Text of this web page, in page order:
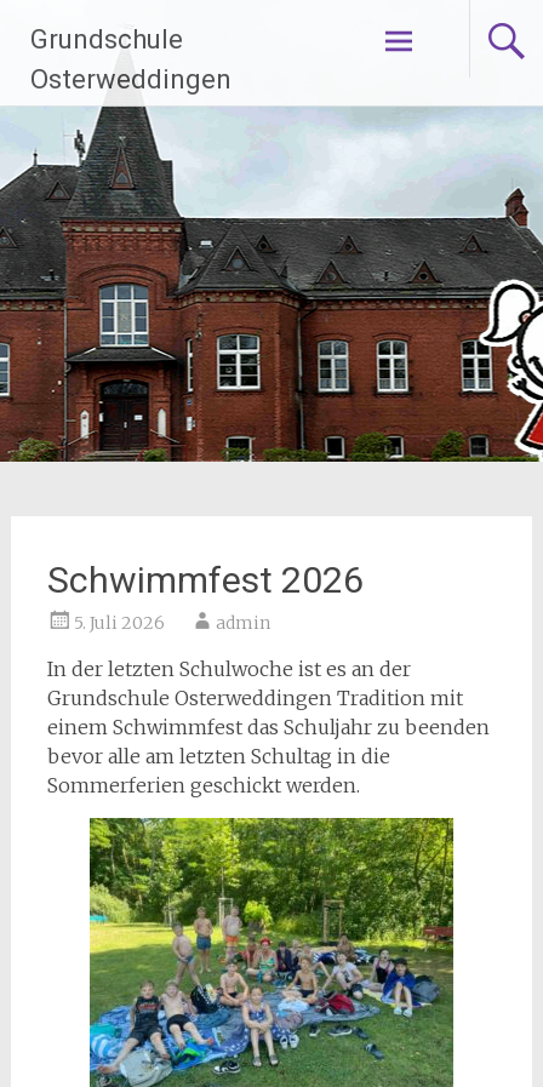
Inhalt
springen
Grundschule
Osterweddingen
Schwimmfest 2026
5. Juli 2026 admin
In der letzten Schulwoche ist es an der
Grundschule Osterweddingen Tradition mit
einem Schwimmfest das Schuljahr zu beenden
bevor alle am letzten Schultag in die
Sommerferien geschickt werden.